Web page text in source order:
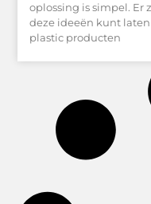
oplossing is simpel.
deze ideeën kunt
plastic producten